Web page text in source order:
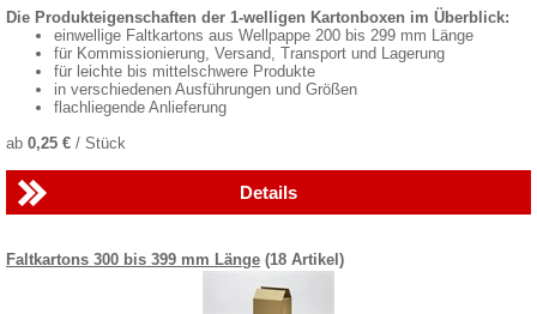
Die Produkteigenschaften der 1-welligen Kartonboxen im Überblick:
einwellige Faltkartons aus Wellpappe 200 bis 299 mm Länge
für Kommissionierung, Versand, Transport und Lagerung
für leichte bis mittelschwere Produkte
in verschiedenen Ausführungen und Größen
flachliegende Anlieferung
ab 0,25 € / Stück
Details
Faltkartons 300 bis 399 mm Länge (18 Artikel)